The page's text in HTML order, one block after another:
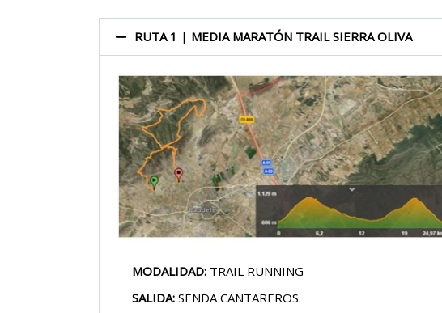
RUTA 1 | MEDIA MARATÓN TRAIL SIERRA OLIVA
MODALIDAD: TRAIL RUNNING
SALIDA: SENDA CANTAREROS